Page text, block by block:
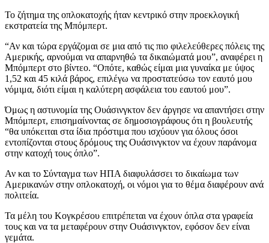
Το ζήτημα της οπλοκατοχής ήταν κεντρικό στην προεκλογική
εκστρατεία της Μπόμπερτ.
“Αν και τώρα εργάζομαι σε μια από τις πιο φιλελεύθερες πόλεις της
Αμερικής, αρνούμαι να απαρνηθώ τα δικαιώματά μου”, αναφέρει η
Μπόμπερτ στο βίντεο. “Οπότε, καθώς είμαι μια γυναίκα με ύψος
1,52 και 45 κιλά βάρος, επιλέγω να προστατεύσω τον εαυτό μου
νόμιμα, διότι είμαι η καλύτερη ασφάλεια του εαυτού μου”.
Όμως η αστυνομία της Ουάσινγκτον δεν άργησε να απαντήσει στην
Μπόμπερτ, επισημαίνοντας σε δημοσιογράφους ότι η βουλευτής
“θα υπόκειται στα ίδια πρόστιμα που ισχύουν για όλους όσοι
εντοπίζονται στους δρόμους της Ουάσινγκτον να έχουν παράνομα
στην κατοχή τους όπλο”.
Αν και το Σύνταγμα των ΗΠΑ διαφυλάσσει το δικαίωμα των
Αμερικανών στην οπλοκατοχή, οι νόμοι για το θέμα διαφέρουν ανά
πολιτεία.
Τα μέλη του Κογκρέσου επιτρέπεται να έχουν όπλα στα γραφεία
τους και να τα μεταφέρουν στην Ουάσινγκτον, εφόσον δεν είναι
γεμάτα.